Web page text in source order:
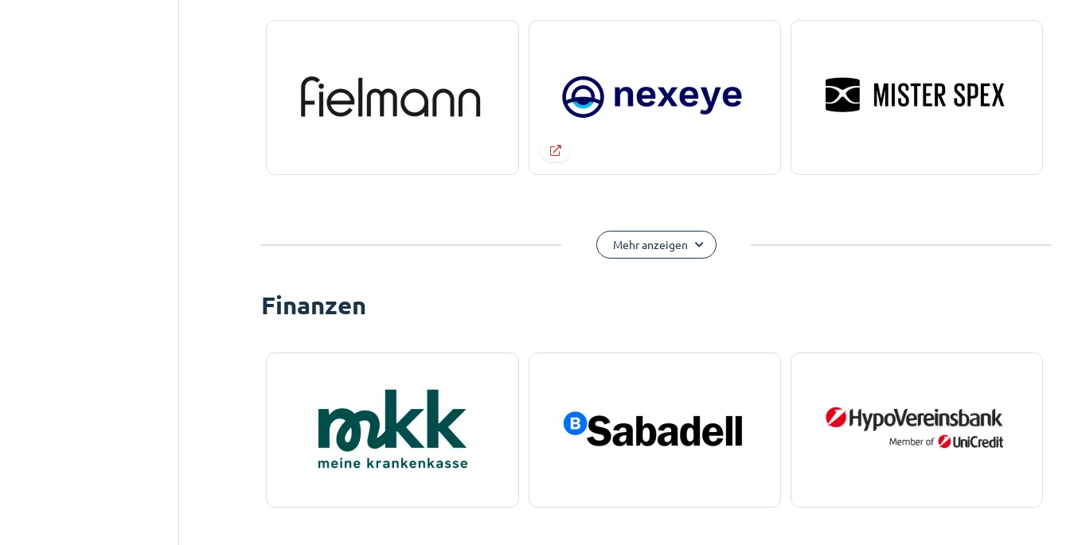
Mehr anzeigen
Finanzen